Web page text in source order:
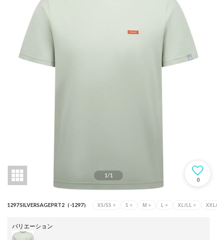
1/1
0
1297 SILVERSAGEPRT2（-1297） XS/SS × S × M × L × XL/LL ×
バリエーション